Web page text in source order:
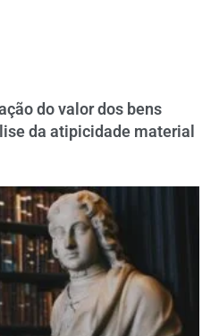
do valor dos bens
da atipicidade material